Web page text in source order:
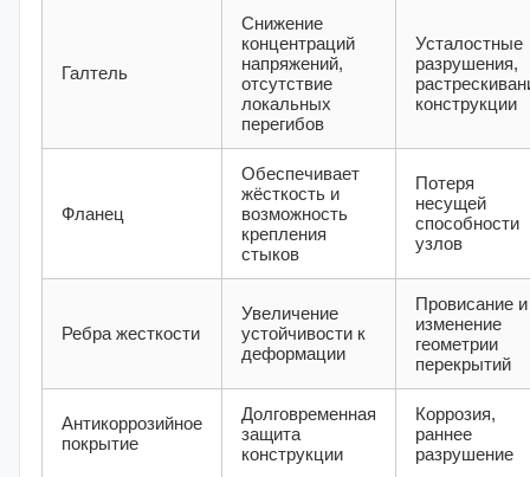
Галтель
Снижение
концентраций
напряжений,
отсутствие
локальных
перегибов
Усталостные
разрушения,
конструкции
Фланец
Обеспечивает
жёсткость и
возможность
крепления
стыков
Потеря
несущей
способности
узлов
Ребра жесткости
Увеличение
устойчивости к
деформации
Провисание и
изменение
геометрии
перекрытий
Антикоррозийное
покрытие
Долговременная
защита
конструкции
Коррозия,
раннее
разрушение